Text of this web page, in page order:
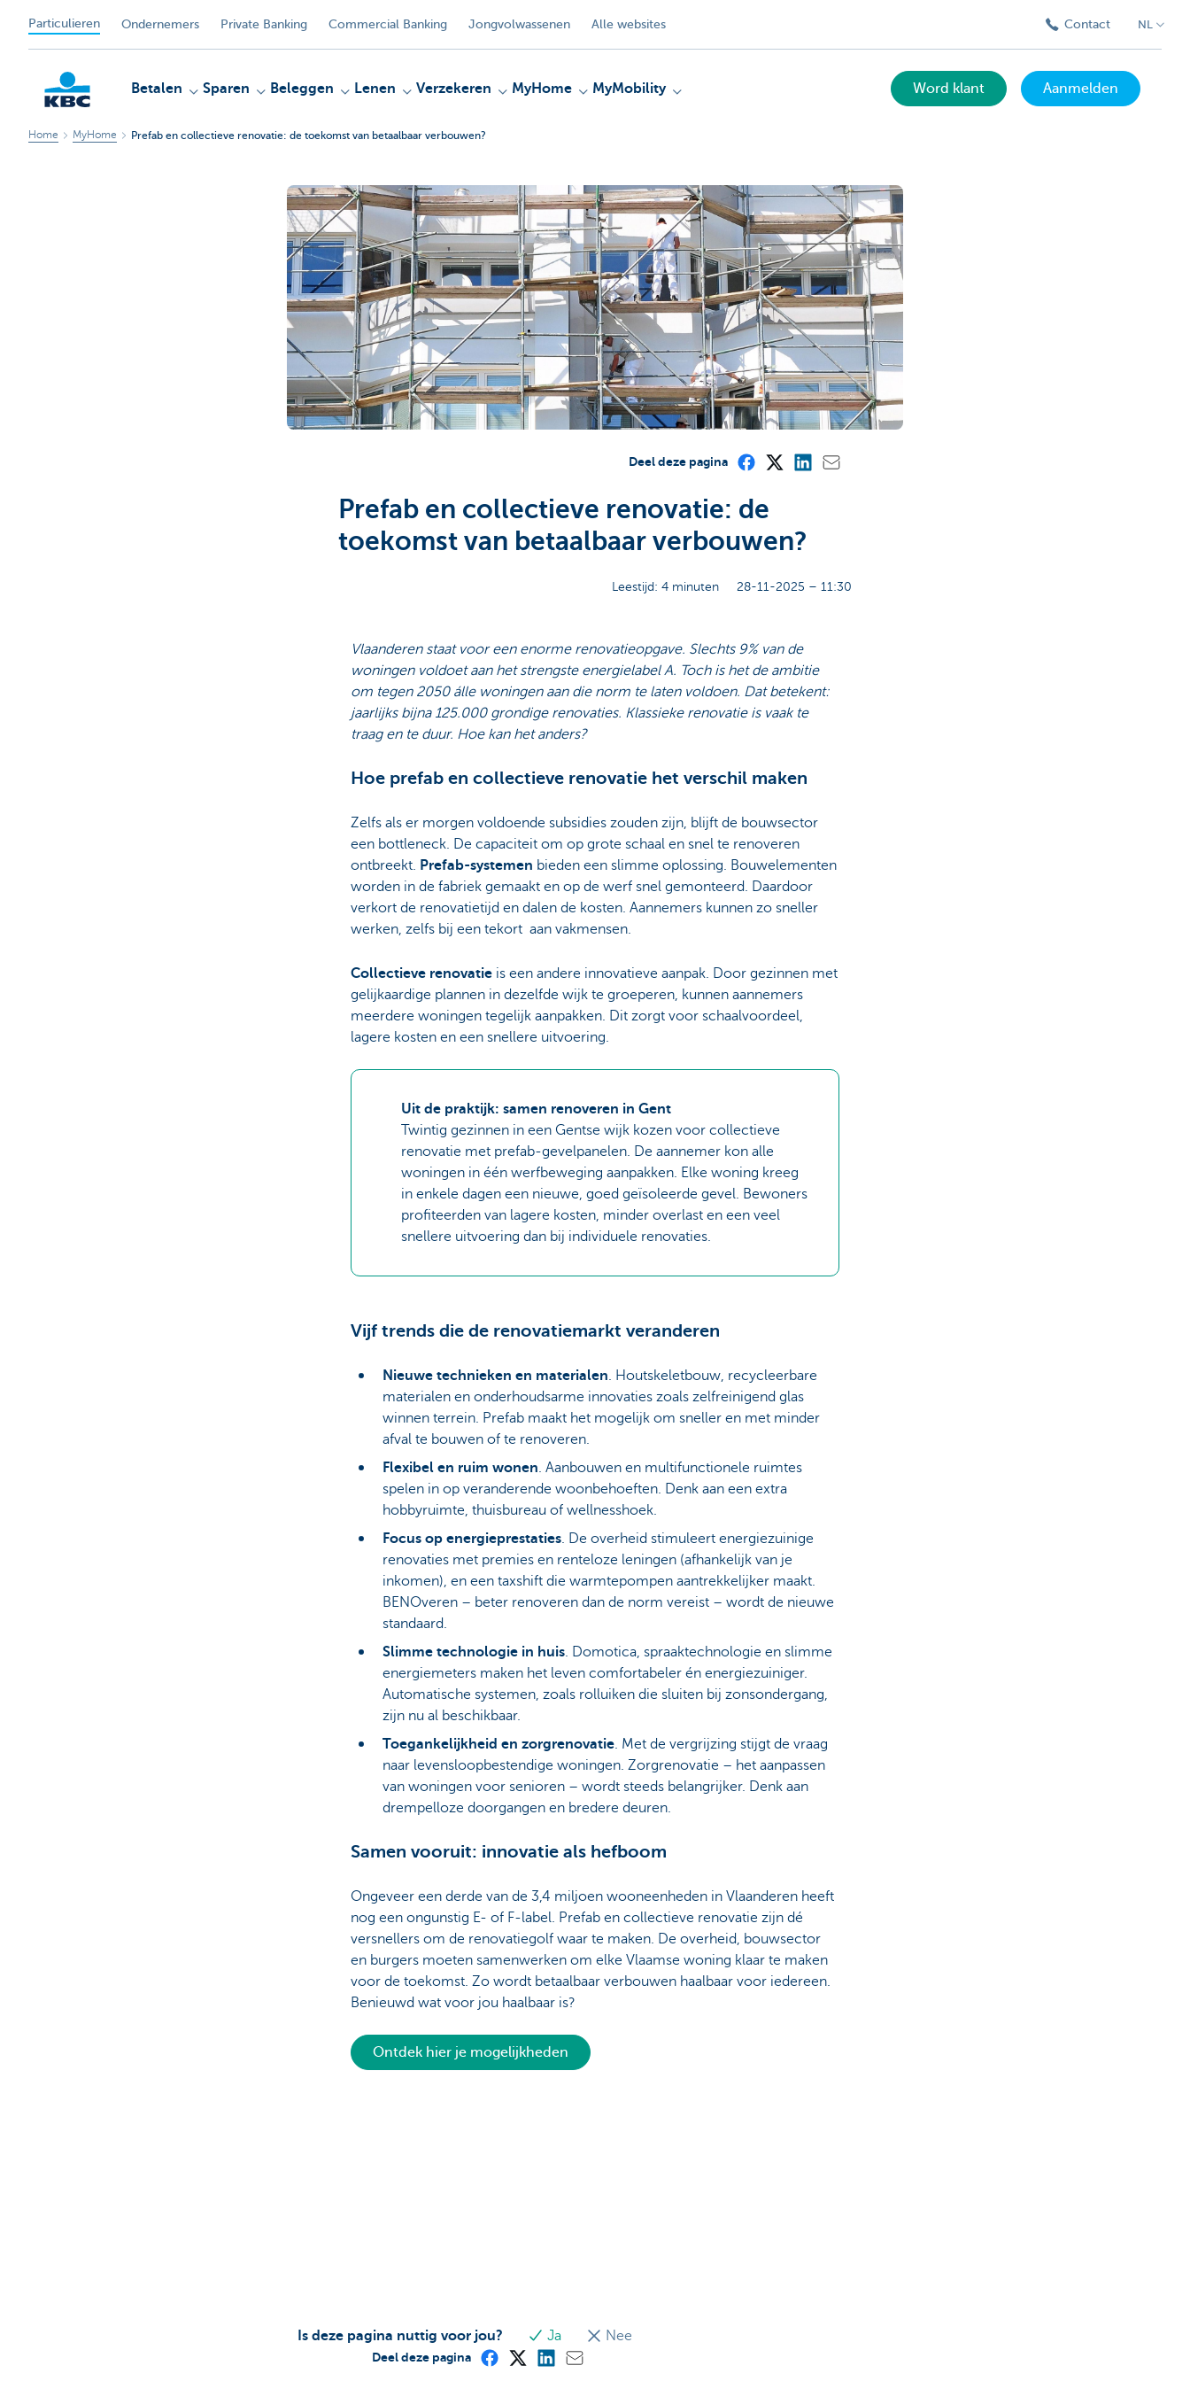
Particulieren Ondernemers Private Banking Commercial Banking Jongvolwassenen Alle websites Contact NL
Betalen Sparen Beleggen Lenen Verzekeren MyHome MyMobility Word klant Aanmelden
Home MyHome Prefab en collectieve renovatie: de toekomst van betaalbaar verbouwen?
Deel deze pagina
Prefab en collectieve renovatie: de
toekomst van betaalbaar verbouwen?
Leestijd: 4 minuten 28-11-2025 – 11:30
Vlaanderen staat voor een enorme renovatieopgave. Slechts 9% van de
woningen voldoet aan het strengste energielabel A. Toch is het de ambitie
om tegen 2050 álle woningen aan die norm te laten voldoen. Dat betekent:
jaarlijks bijna 125.000 grondige renovaties. Klassieke renovatie is vaak te
traag en te duur. Hoe kan het anders?
Hoe prefab en collectieve renovatie het verschil maken
Zelfs als er morgen voldoende subsidies zouden zijn, blijft de bouwsector
een bottleneck. De capaciteit om op grote schaal en snel te renoveren
ontbreekt.
Prefab-systemen bieden een slimme oplossing. Bouwelementen
worden in de fabriek gemaakt en op de werf snel gemonteerd. Daardoor
verkort de renovatietijd en dalen de kosten. Aannemers kunnen zo sneller
werken, zelfs bij een tekort aan vakmensen.
Collectieve renovatieis een andere innovatieve aanpak. Door gezinnen met
gelijkaardige plannen in dezelfde wijk te groeperen, kunnen aannemers
meerdere woningen tegelijk aanpakken. Dit zorgt voor schaalvoordeel,
lagere kosten en een snellere uitvoering.
Uit de praktijk: samen renoveren in Gent
Twintig gezinnen in een Gentse wijk kozen voor collectieve
renovatie met prefab-gevelpanelen. De aannemer kon alle
woningen in één werfbeweging aanpakken. Elke woning kreeg
in enkele dagen een nieuwe, goed geïsoleerde gevel. Bewoners
profiteerden van lagere kosten, minder overlast en een veel
snellere uitvoering dan bij individuele renovaties.
Vijf trends die de renovatiemarkt veranderen
Nieuwe technieken en materialen. Houtskeletbouw, recycleerbare
materialen en onderhoudsarme innovaties zoals zelfreinigend glas
winnen terrein. Prefab maakt het mogelijk om sneller en met minder
afval te bouwen of te renoveren.
Flexibel en ruim wonen. Aanbouwen en multifunctionele ruimtes
spelen in op veranderende woonbehoeften. Denk aan een extra
hobbyruimte, thuisbureau of wellnesshoek.
Focus op energieprestaties. De overheid stimuleert energiezuinige
renovaties met premies en renteloze leningen (afhankelijk van je
inkomen), en een taxshift die warmtepompen aantrekkelijker maakt.
BENOveren – beter renoveren dan de norm vereist – wordt de nieuwe
standaard.
Slimme technologie in huis. Domotica, spraaktechnologie en slimme
energiemeters maken het leven comfortabeler én energiezuiniger.
Automatische systemen, zoals rolluiken die sluiten bij zonsondergang,
zijn nu al beschikbaar.
Toegankelijkheid en zorgrenovatie. Met de vergrijzing stijgt de vraag
naar levensloopbestendige woningen. Zorgrenovatie – het aanpassen
van woningen voor senioren – wordt steeds belangrijker. Denk aan
drempelloze doorgangen en bredere deuren.
Samen vooruit: innovatie als hefboom
Ongeveer een derde van de 3,4 miljoen wooneenheden in Vlaanderen heeft
nog een ongunstig E- of F-label. Prefab en collectieve renovatie zijn dé
versnellers om de renovatiegolf waar te maken. De overheid, bouwsector
en burgers moeten samenwerken om elke Vlaamse woning klaar te maken
voor de toekomst. Zo wordt betaalbaar verbouwen haalbaar voor iedereen.
Benieuwd wat voor jou haalbaar is?
Ontdek hier je mogelijkheden
Is deze pagina nuttig voor jou? Ja Nee
Deel deze pagina